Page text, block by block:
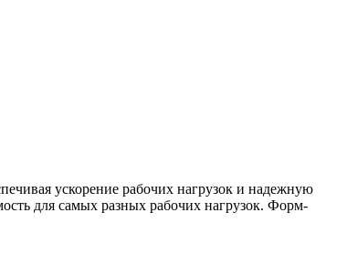
ускорение рабочих нагрузок и надежную
для самых разных рабочих нагрузок. Форм-